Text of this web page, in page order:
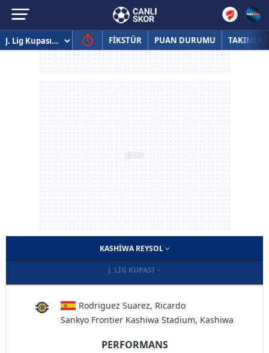
FİKSTÜR PUAN DURUMU TAKIMLAR
KASHIWA REYSOL
J. LIG KUPASI
Rodriguez Suarez, Ricardo
Sankyo Frontier Kashiwa Stadium, Kashiwa
PERFORMANS